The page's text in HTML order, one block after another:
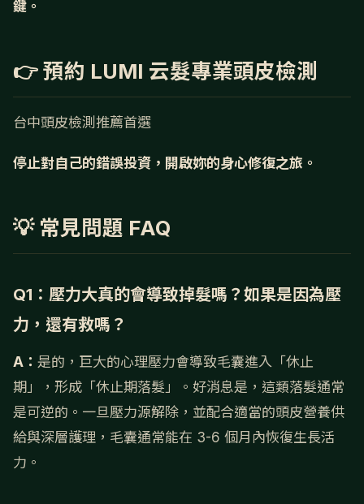
鍵。
👉 預約 LUMI 云髮專業頭皮檢測
台中頭皮檢測推薦首選
停止對自己的錯誤投資，開啟妳的身心修復之旅。
💡 常見問題 FAQ
Q1：壓力大真的會導致掉髮嗎？如果是因為壓
力，還有救嗎？
A： 是的，巨大的心理壓力會導致毛囊進入「休止
期」，形成「休止期落髮」。好消息是，這類落髮通常
是可逆的。一旦壓力源解除，並配合適當的頭皮營養供
給與深層護理，毛囊通常能在 3-6 個月內恢復生長活
力。